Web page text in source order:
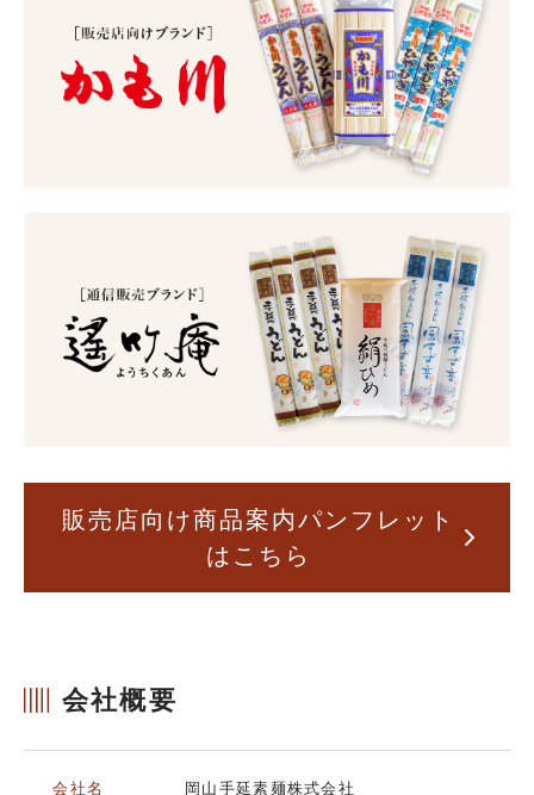
販売店向け商品案内パンフレット
はこちら
会社概要
会社名 岡山手延素麺株式会社